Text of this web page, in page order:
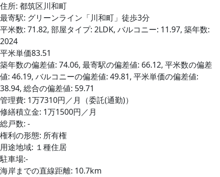
住所: 都筑区川和町
最寄駅: グリーンライン「川和町」徒歩3分
平米数: 71.82, 部屋タイプ: 2LDK, バルコニー: 11.97, 築年数:
2024
平米単価83.51
築年数の偏差値: 74.06, 最寄駅の偏差値: 66.12, 平米数の偏差
値: 46.19, バルコニーの偏差値: 49.81, 平米単価の偏差値:
38.94, 総合の偏差値: 59.71
管理費: 1万7310円／月（委託(通勤)）
修繕積立金: 1万1500円／月
総戸数: -
権利の形態: 所有権
用途地域: １種住居
駐車場:-
海岸までの直線距離: 10.7km